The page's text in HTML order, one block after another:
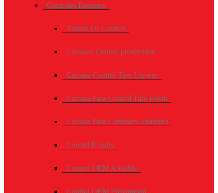
Controles Remotos
Antena De Control
Carcasas Control proximidad
Carcasa Control Tipo Llavero
Carcasa Para Control Tipo Fobik
Carcasa Para Controles Abatibles
Control Keydiy
Control OEM Abatible
Control OEM Proximidad